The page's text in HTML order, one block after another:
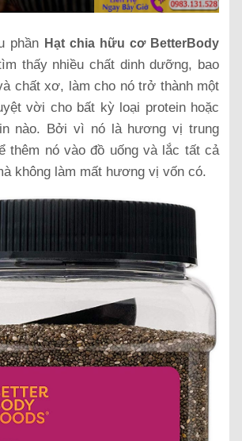
phần Hạt chia hữu cơ BetterBody
thấy nhiều chất dinh dưỡng, bao
chất xơ, làm cho nó trở thành một
vời cho bất kỳ loại protein hoặc
nào. Bởi vì nó là hương vị trung
thêm nó vào đồ uống và lắc tất cả
không làm mất hương vị vốn có.